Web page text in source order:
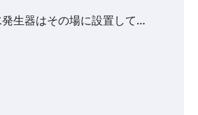
生器はその場に設置して…